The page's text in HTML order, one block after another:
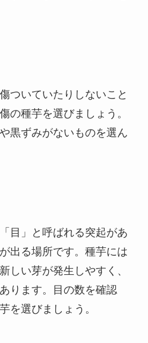
ついていたりしないこと
の種芋を選びましょう。
黒ずみがないものを選ん
目」と呼ばれる突起があ
出る場所です。種芋には
しい芽が発生しやすく、
ります。目の数を確認
を選びましょう。